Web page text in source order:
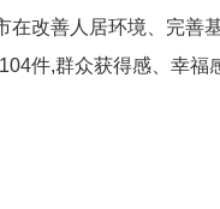
在改善人居环境、完善
件,群众获得感、幸福